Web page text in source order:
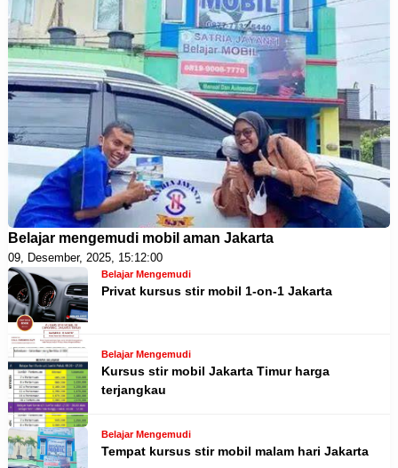
Belajar mengemudi mobil aman Jakarta
09, Desember, 2025, 15:12:00
Belajar Mengemudi
Privat kursus stir mobil 1-on-1 Jakarta
Belajar Mengemudi
Kursus stir mobil Jakarta Timur harga
terjangkau
Belajar Mengemudi
Tempat kursus stir mobil malam hari Jakarta